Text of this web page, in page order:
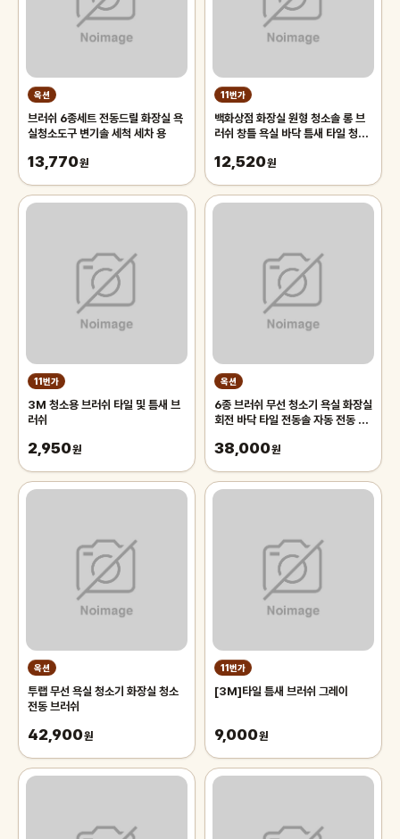
옥션
브러쉬 6종세트 전동드릴 화장실 욕
실청소도구 변기솔 세척 세차 용
13,770원
11번가
백화상점 화장실 원형 청소솔 롱 브
러쉬 창틀 욕실 바닥 틈새 타일 청소
12,520원
11번가
3M 청소용 브러쉬 타일 및 틈새 브
러쉬
2,950원
옥션
6종 브러쉬 무선 청소기 욕실 화장실
회전 바닥 타일 전동솔 자동 전동 청
38,000원
옥션
투랩 무선 욕실 청소기 화장실 청소
전동 브러쉬
42,900원
11번가
[3M]타일 틈새 브러쉬 그레이
9,000원